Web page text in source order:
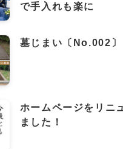
で手入れも楽に
墓じまい〔No.002〕
ホームページをリニ
ました！